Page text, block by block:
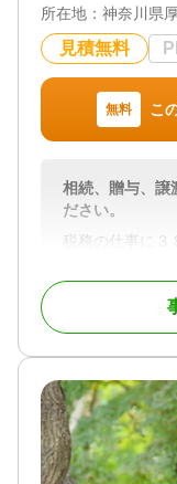
所在地： 神奈川県
見積無料
無料 こ
相続、贈与、譲
ださい。
税務の仕事に
に奥が深い分
す。また同時に
おります。特
ば、財産評価と
検討する必要が
す。
対応地域
神奈川県内 東